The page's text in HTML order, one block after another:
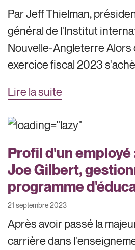
Par Jeff Thielman,
général de l'Institut
Nouvelle-Angleterre Alors
exercice fiscal 2023
Lire la suite
Profil d'un employé
Joe Gilbert,
programme
21 septembre 2023
Après avoir passé la
carrière dans